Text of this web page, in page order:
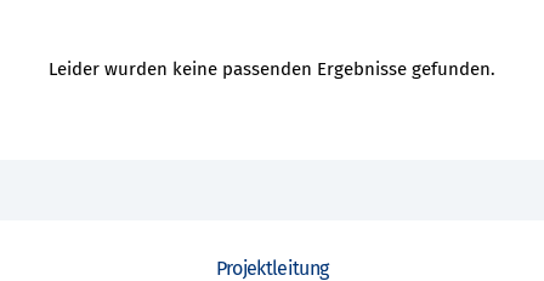
Leider wurden keine passenden Ergebnisse gefunden.
Projektleitung